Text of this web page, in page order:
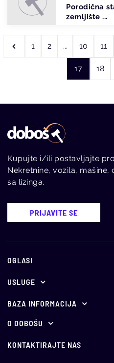
Porodična
zemljište ...
1 2 ... 10 11
17 18
Kupujte i/ili postavljajte
Nekretnine, vozila,
sa lizinga.
PRIJAVITE SE
OGLASI
USLUGE
Ponuda za oglašavanje
E-aukcije
Holandske aukcije
BAZA INFORMACIJA
Propisi
Vesti
O DOBOŠU
O nama
KONTAKTIRAJTE NAS